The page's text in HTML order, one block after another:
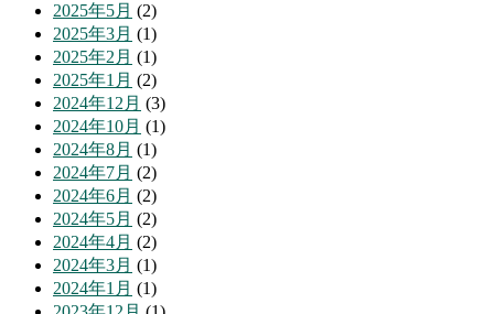
2025年5月 (2)
2025年3月 (1)
2025年2月 (1)
2025年1月 (2)
2024年12月 (3)
2024年10月 (1)
2024年8月 (1)
2024年7月 (2)
2024年6月 (2)
2024年5月 (2)
2024年4月 (2)
2024年3月 (1)
2024年1月 (1)